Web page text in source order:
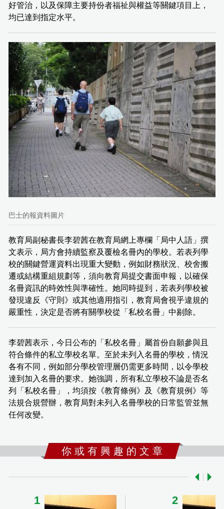
好管治，以及保障主要持份者福祉與權益等關鍵項目上，
均已達到指定水平。
巴士的報資料圖片
教育局副秘書長李碧茜在教育局網上專欄「局中人語」撰
文表示，局方會持續監察及覆檢名冊內的學校。若表列學
校的關鍵營運資料出現重大變動，例如財務狀況、校舍搬
遷或結構重組規劃等，須向教育局提交書面申報，以確保
名冊資訊的時效性與準確性。她同時提到，若表列學校被
發現違反《守則》或其他適用指引，教育局會視乎違規的
嚴重性，決定是否將有關學校從「私校名冊」中剔除。
李碧茜表示，今日公布的「私校名冊」屬首份自願參與且
符合條件的私立學校名單。至於未列入名冊的學校，情況
各有不同，例如部分學校管理層仍需更多時間，以令學校
達到加入名冊的要求。她強調，所有私立學校不論是否名
列「私校名冊」，均須按《教育條例》及《教育規例》等
法規合規營辦，教育局對未列入名冊學校的日常監管並無
任何改變。
你 或 有 興 趣 的 文 章